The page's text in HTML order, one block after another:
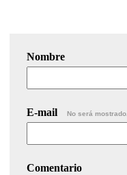
Nombre
E-mail No será mostrado.
Comentario